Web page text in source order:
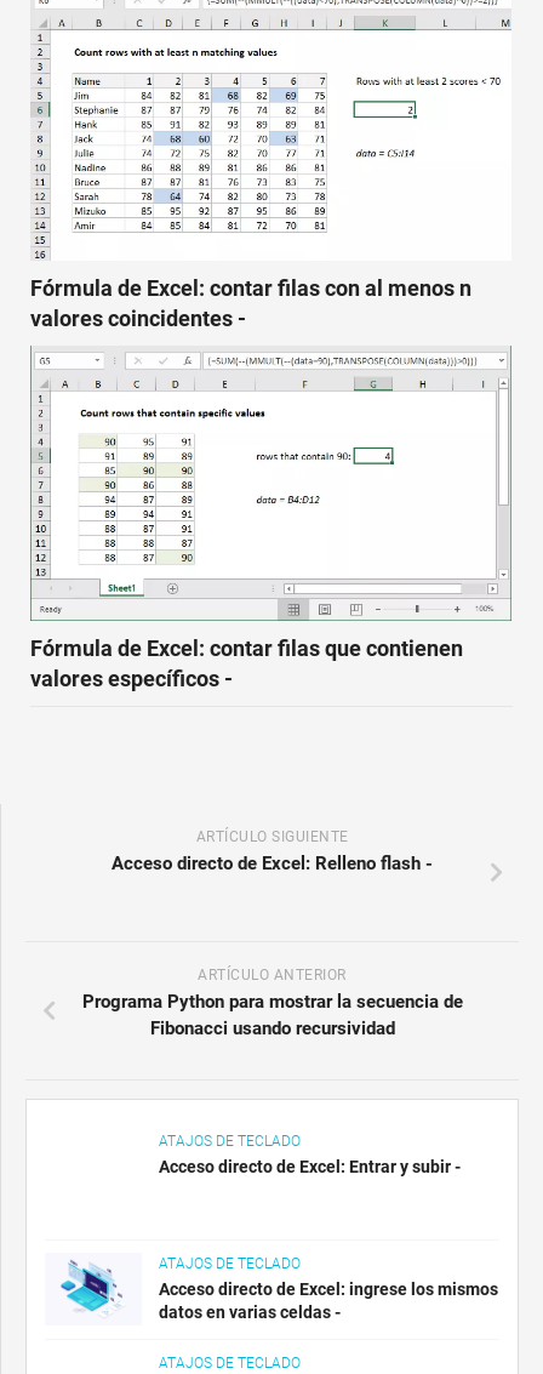
Fórmula de Excel: contar filas con al menos n
valores coincidentes -
Fórmula de Excel: contar filas que contienen
valores específicos -
ARTÍCULO SIGUIENTE
Acceso directo de Excel: Relleno flash -
ARTÍCULO ANTERIOR
Programa Python para mostrar la secuencia de
Fibonacci usando recursividad
ATAJOS DE TECLADO
Acceso directo de Excel: Entrar y subir -
ATAJOS DE TECLADO
Acceso directo de Excel: ingrese los mismos
datos en varias celdas -
ATAJOS DE TECLADO